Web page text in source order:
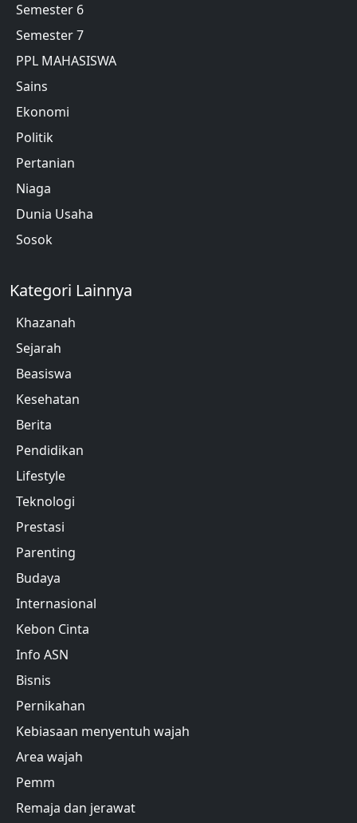
Semester 6
Semester 7
PPL MAHASISWA
Sains
Ekonomi
Politik
Pertanian
Niaga
Dunia Usaha
Sosok
Kategori Lainnya
Khazanah
Sejarah
Beasiswa
Kesehatan
Berita
Pendidikan
Lifestyle
Teknologi
Prestasi
Parenting
Budaya
Internasional
Kebon Cinta
Info ASN
Bisnis
Pernikahan
Kebiasaan menyentuh wajah
Area wajah
Pemm
Remaja dan jerawat